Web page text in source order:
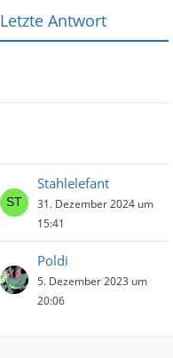
Letzte Antwort
Stahlelefant
31. Dezember 2024 um
15:41
Poldi
5. Dezember 2023 um
20:06